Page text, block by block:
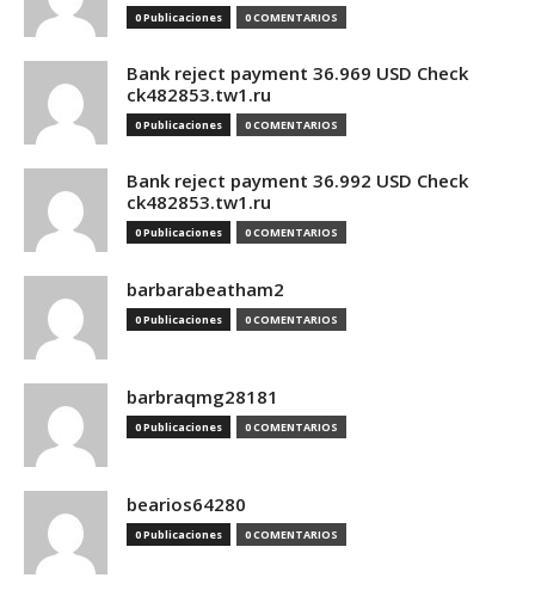
0 Publicaciones 0 COMENTARIOS
Bank reject payment 36.969 USD Check
ck482853.tw1.ru
0 Publicaciones 0 COMENTARIOS
Bank reject payment 36.992 USD Check
ck482853.tw1.ru
0 Publicaciones 0 COMENTARIOS
barbarabeatham2
0 Publicaciones 0 COMENTARIOS
barbraqmg28181
0 Publicaciones 0 COMENTARIOS
bearios64280
0 Publicaciones 0 COMENTARIOS